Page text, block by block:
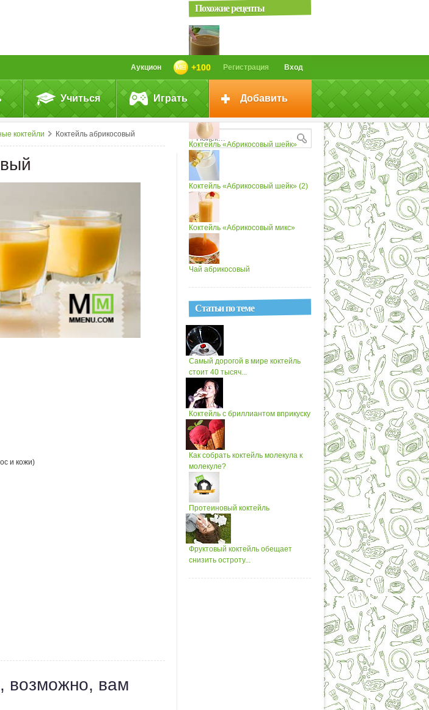
Вход
Регистрация
+100
Аукцион
Учиться Играть Добавить
коктейли Коктейль абрикосовый
и кожи)
возможно, вам
Похожие рецепты
Коктейль «Абрикосовый»
Коктейль «Абрикосовый шейк»
Коктейль «Абрикосовый шейк» (2)
Коктейль «Абрикосовый микс»
Чай абрикосовый
Статьи по теме
Самый дорогой в мире коктейль
стоит 40 тысяч...
Коктейль с бриллиантом вприкуску
Как собрать коктейль молекула к
молекуле?
Протеиновый коктейль
Фруктовый коктейль обещает
снизить остроту...